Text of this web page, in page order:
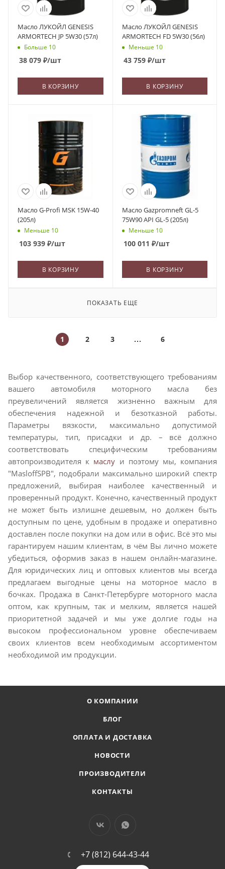
Масло ЛУКОЙЛ GENESIS
ARMORTECH JP 5W30 (57л)
Больше 10
38 079 ₽/шт
В КОРЗИНУ
Масло ЛУКОЙЛ GENESIS
ARMORTECH FD 5W30 (56л)
Меньше 10
43 759₽/шт
В КОРЗИНУ
Масло G-Profi MSK 15W-40
(205л)
Меньше 10
103 939 ₽/шт
В КОРЗИНУ
Масло Gazpromneft GL-5
75W90 API GL-5 (205л)
Меньше 10
100 011 ₽/шт
В КОРЗИНУ
ПОКАЗАТЬ ЕЩЕ
1 2 3 6
Выбор качественного, соответствующего требованиям
вашего автомобиля моторного масла без
преувеличений является жизненно важным для
обеспечения надежной и безотказной работы.
Параметры вязкости, максимально допустимой
температуры, тип, присадки и др. – всё должно
соответствовать специфическим требованиям
автопроизводителя к маслу и поэтому мы, компания
"MasloffSPB", подобрали максимально широкий спектр
предложений, выбирая наиболее качественный и
проверенный продукт. Конечно, качественный продукт
не может быть излишне дешевым, но должен быть
доступным по цене, удобным в продаже и оперативно
доставлен после покупки на дом или в офис. Всё это мы
гарантируем нашим клиентам, в чём Вы лично можете
убедиться, оформив заказ в нашем онлайн-магазине.
Для юридических лиц и оптовых клиентов мы всегда
предлагаем выгодные цены на моторное масло в
бочках. Продажа в Санкт-Петербурге моторного масла
оптом, как крупным, так и мелким, является нашей
приоритетной задачей и мы уже долгие годы на
высоком профессиональном уровне обеспечиваем
своих клиентов всем необходимым ассортиментом
необходимой им продукции.
О КОМПАНИИ
БЛОГ
ОПЛАТА И ДОСТАВКА
НОВОСТИ
ПРОИЗВОДИТЕЛИ
КОНТАКТЫ
+7 (812) 644-43-44